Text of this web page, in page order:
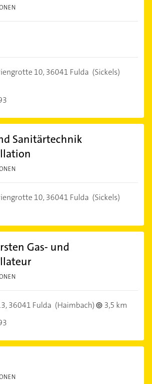
10,36041 Fulda (Sickels)
Sanitärtechnik
10,36041 Fulda (Sickels)
Gas- und
36041 Fulda (Haimbach)
3,5 km